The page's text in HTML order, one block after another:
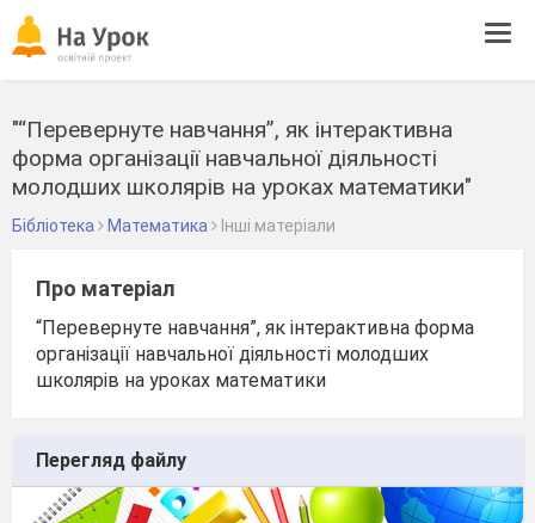
"“Перевернуте навчання”, як інтерактивна
форма організації навчальної діяльності
молодших школярів на уроках математики"
Бібліотека Математика Інші матеріали
Про матеріал
“Перевернуте навчання”, як інтерактивна форма
організації навчальної діяльності молодших
школярів на уроках математики
Перегляд файлу